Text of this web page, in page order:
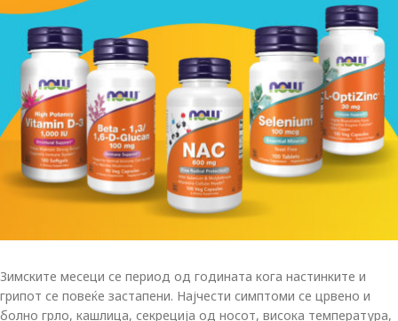
Зимските месеци се период од годината кога настинките и
грипот се повеќе застапени. Најчести симптоми се црвено и
болно грло, кашлица, секреција од носот, висока температура,